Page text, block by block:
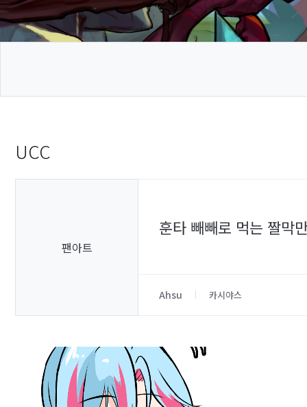
UCC
팬아트
훈타 빼빼로 먹는 짤막
Ahsu 카시야스